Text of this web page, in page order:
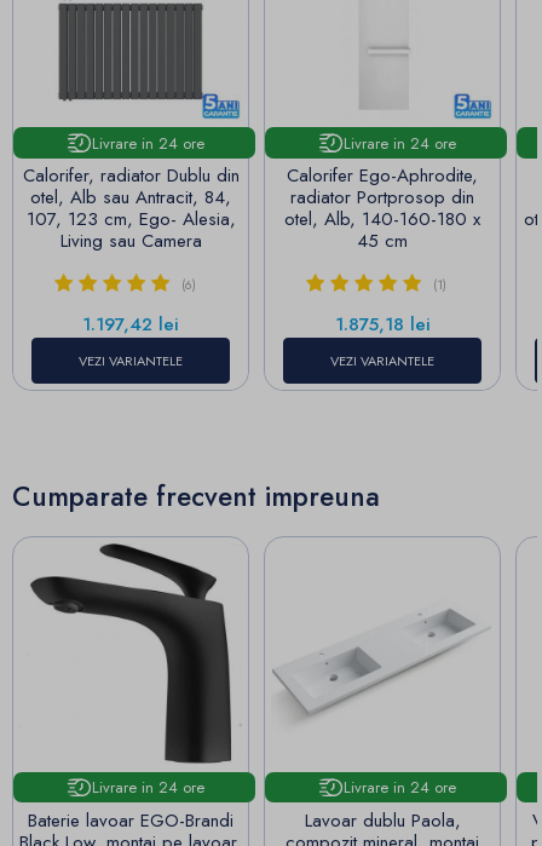
Livrare in 24 ore
Calorifer, radiator Dublu din
otel, Alb sau Antracit, 84,
107, 123 cm, Ego- Alesia,
Living sau Camera
(6)
Pret
1.197,42 lei
VEZI VARIANTELE
Livrare in 24 ore
Calorifer Ego-Aphrodite,
radiator Portprosop din
otel, Alb, 140-160-180 x
45 cm
(1)
Pret
1.875,18 lei
VEZI VARIANTELE
Cumparate frecvent impreuna
Livrare in 24 ore
Baterie lavoar EGO-Brandi
Livrare in 24 ore
Lavoar dublu Paola,